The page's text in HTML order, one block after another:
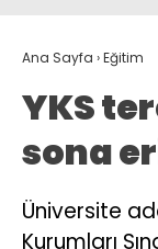
Ana Sayfa ›Eğitim
YKS
sona
Üniversite
Kurumları